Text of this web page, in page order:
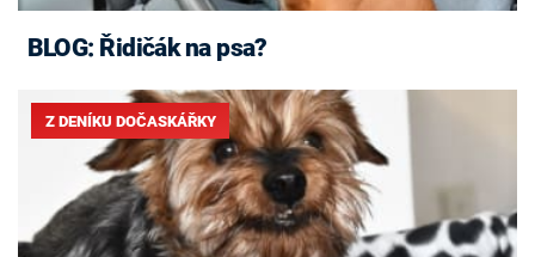
BLOG: Řidičák na psa?
Z DENÍKU DOČASKÁŘKY